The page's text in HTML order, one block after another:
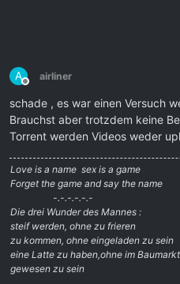
A
Offline
airliner
schade , es war einen Versuch
Brauchst aber trotzdem keine
Torrent werden Videos weder
Love is a name  sex is a game
Forget the game and say the name
-.-.-.-.-.-
Die drei Wunder des Mannes :
steif werden, ohne zu frieren
zu kommen, ohne eingeladen zu sein
eine Latte zu haben,ohne im Baumarkt
gewesen zu sein